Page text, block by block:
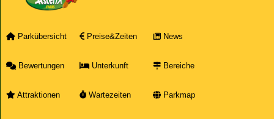
Parkübersicht Preise&Zeiten News
Bewertungen Unterkunft Bereiche
Attraktionen Wartezeiten Parkmap